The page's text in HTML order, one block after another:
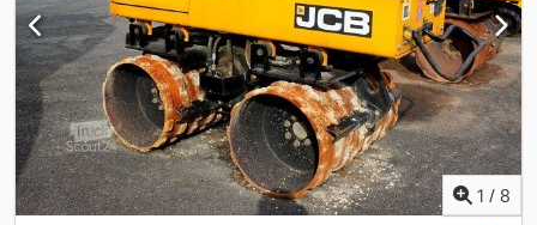
km/h - Emelkedőképesség 60 % - Kormányszög ± 28 fok -
Billenési szög ±15 fok - Belső fordulókör 2 970 mm - Görgő
vonalterhelés 20,6 kg/cm - Csúszásgátló rendszer - Elektronikus
vezérlésű hidrosztatikus közvetlen hajtás - Hidrosztatikus
kormánymű két kormányzóhengerrel
1 / 8